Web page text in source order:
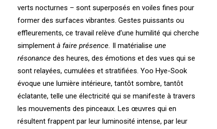
verts nocturnes – sont superposés en voiles fines pour
former des surfaces vibrantes. Gestes puissants ou
effleurements, ce travail relève d’une humilité qui cherche
simplement à faire présence. Il matérialise une
résonance des heures, des émotions et des vues qui se
sont relayées, cumulées et stratifiées. Yoo Hye-Sook
évoque une lumière intérieure, tantôt sombre, tantôt
éclatante, telle une électricité qui se manifeste à travers
les mouvements des pinceaux. Les œuvres qui en
résultent frappent par leur luminosité intense, par leur